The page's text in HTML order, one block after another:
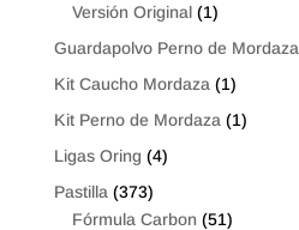
Versión Original (1)
Guardapolvo Perno de Mordaza
Kit Caucho Mordaza (1)
Kit Perno de Mordaza (1)
Ligas Oring (4)
Pastilla (373)
Fórmula Carbon (51)